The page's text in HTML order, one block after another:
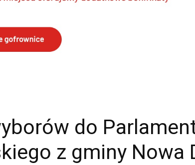
do
z gminy Nowa